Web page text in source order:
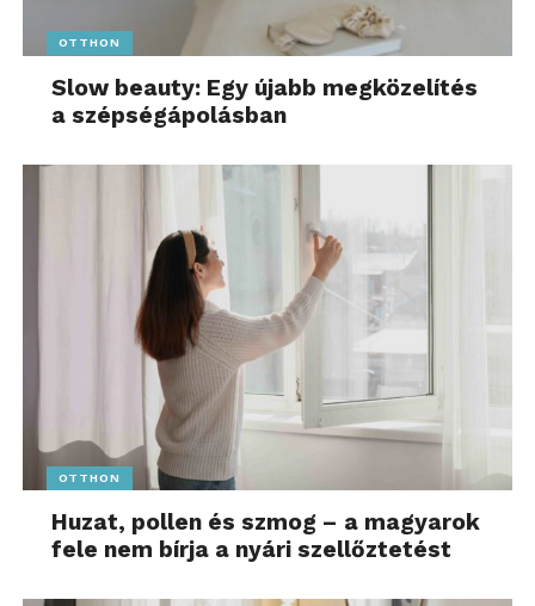
OTTHON
Slow beauty: Egy újabb megközelítés
a szépségápolásban
OTTHON
Huzat, pollen és szmog – a magyarok
fele nem bírja a nyári szellőztetést